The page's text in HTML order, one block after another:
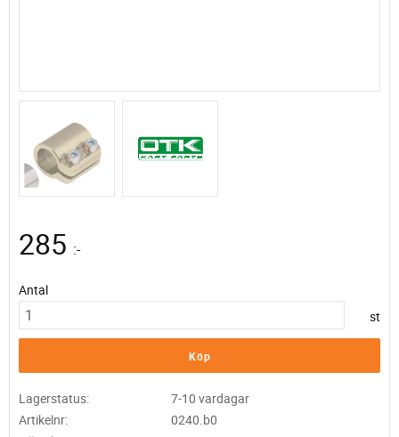
285 :-
Antal
st
Köp
Lagerstatus
7-10 vardagar
Artikelnr
0240.b0